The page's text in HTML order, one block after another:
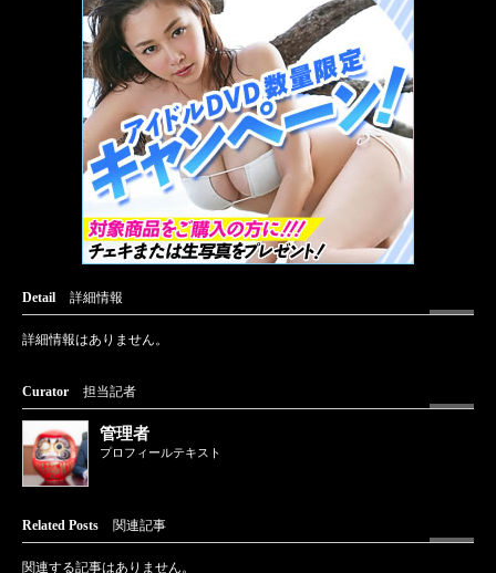
Detail 詳細情報
詳細情報はありません。
Curator 担当記者
管理者
プロフィールテキスト
Related Posts 関連記事
関連する記事はありません。